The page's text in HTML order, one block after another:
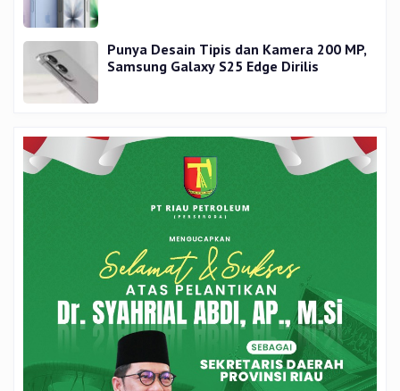
Punya Desain Tipis dan Kamera 200 MP,
Samsung Galaxy S25 Edge Dirilis